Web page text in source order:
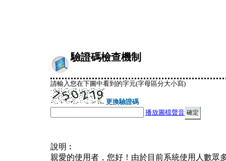
驗證碼檢查機制
請輸入您在下圖中看到的字元(字母區分大小寫)
更換驗證碼
播放圖檔聲音
說明︰
親愛的使用者，您好！由於目前系統使用人數眾